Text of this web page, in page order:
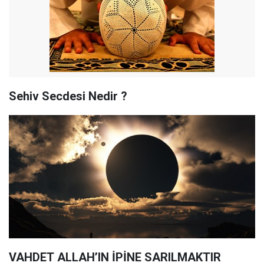
Sehiv Secdesi Nedir ?
VAHDET ALLAH’IN İPİNE SARILMAKTIR